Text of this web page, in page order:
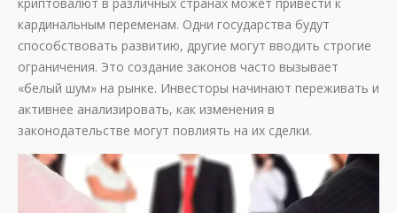
кардинальным переменам. Одни государства будут
способствовать развитию, другие могут вводить строгие
ограничения. Это создание законов часто вызывает
«белый шум» на рынке. Инвесторы начинают переживать и
активнее анализировать, как изменения в
законодательстве могут повлиять на их сделки.